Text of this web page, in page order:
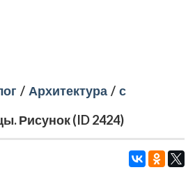
/ Архитектура / с
Рисунок (ID 2424)